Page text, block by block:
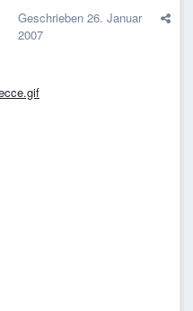
Geschrieben 26. Januar
2007